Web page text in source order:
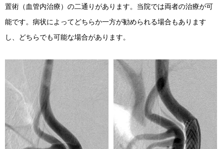
置術（血管内治療）の二通りがあります。当院では両者の治療が可
能です。病状によってどちらか一方が勧められる場合もあります
し、どちらでも可能な場合があります。